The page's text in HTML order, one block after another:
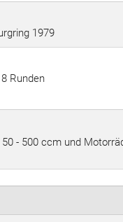
1979
Runden
- 500 ccm und